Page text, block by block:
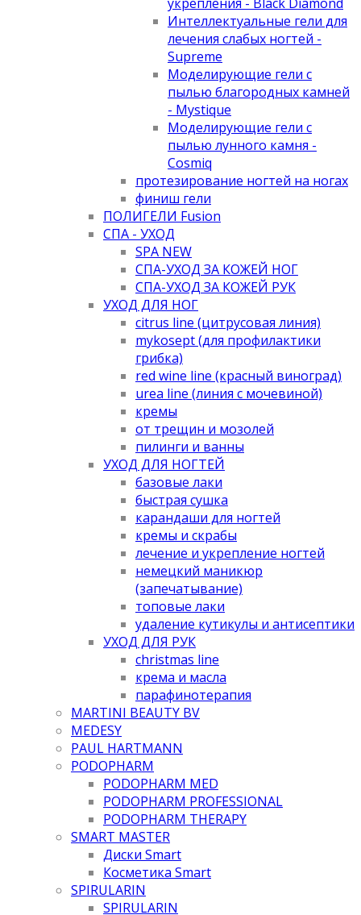
Интеллектуальные гели для
лечения слабых ногтей -
Supreme
Моделирующие гели с
пылью благородных камней
- Mystique
Моделирующие гели с
пылью лунного камня -
Cosmiq
протезирование ногтей на ногах
финиш гели
ПОЛИГЕЛИ Fusion
СПА - УХОД
SPA NEW
СПА-УХОД ЗА КОЖЕЙ НОГ
СПА-УХОД ЗА КОЖЕЙ РУК
УХОД ДЛЯ НОГ
citrus line (цитрусовая линия)
mykosept (для профилактики
грибка)
red wine line (красный виноград)
urea line (линия с мочевиной)
кремы
от трещин и мозолей
пилинги и ванны
УХОД ДЛЯ НОГТЕЙ
базовые лаки
быстрая сушка
карандаши для ногтей
кремы и скрабы
лечение и укрепление ногтей
немецкий маникюр
(запечатывание)
топовые лаки
удаление кутикулы и антисептики
УХОД ДЛЯ РУК
christmas line
крема и масла
парафинотерапия
MARTINI BEAUTY BV
MEDESY
PAUL HARTMANN
PODOPHARM
PODOPHARM MED
PODOPHARM PROFESSIONAL
PODOPHARM THERAPY
SMART MASTER
Диски Smart
Косметика Smart
SPIRULARIN
SPIRULARIN